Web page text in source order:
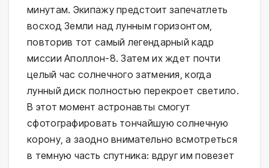
минутам. Экипажу предстоит запечатлеть
восход Земли над лунным горизонтом,
повторив тот самый легендарный кадр
миссии Аполлон-8. Затем их ждет почти
целый час солнечного затмения, когда
лунный диск полностью перекроет светило.
В этот момент астронавты смогут
сфотографировать тончайшую солнечную
корону, а заодно внимательно всмотреться
в темную часть спутника: вдруг им повезет